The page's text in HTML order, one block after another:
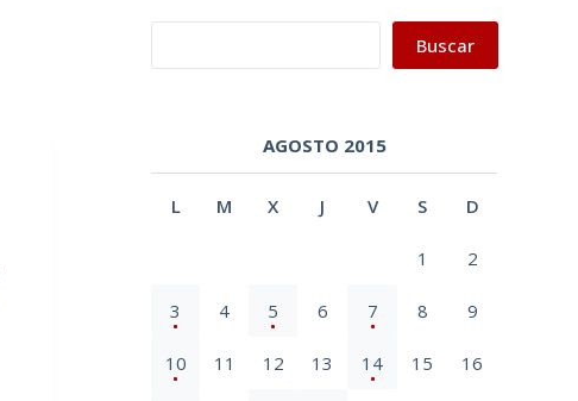
Buscar
AGOSTO 2015
L M X J V S D
1 2
3 4 5 6 7 8 9
10 11 12 13 14 15 16